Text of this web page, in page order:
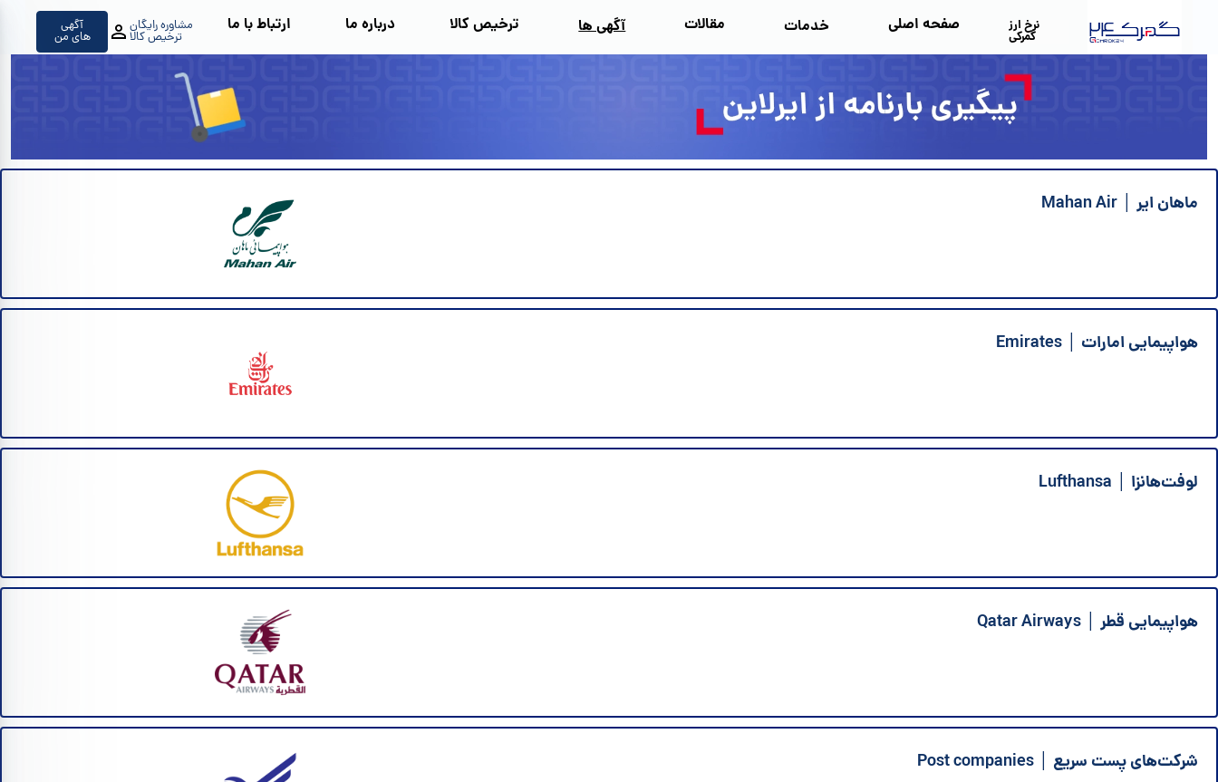
نرخ ارز
گمرکی
صفحه اصلی خدمات مقالات آگهی‌ ها ترخیص کالا درباره ما ارتباط با ما مشاوره رایگان
ترخیص کالا
آگهی
های من
ماهان ایر │ Mahan Air
هواپیمایی امارات │ Emirates
لوفت‌هانزا │ Lufthansa
هواپیمایی قطر │ Qatar Airways
شرکت‌های پست سریع │ Post companies